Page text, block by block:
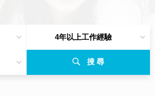
4年以上工作經驗
搜 尋